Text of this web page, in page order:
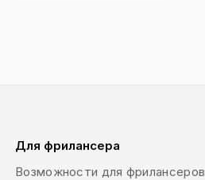
Для фрилансера
Возможности для фрилансеров